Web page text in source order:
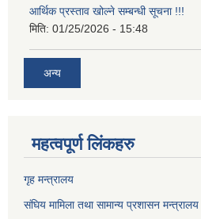
आर्थिक प्रस्ताव खोल्ने सम्बन्धी सूचना !!!
मिति: 01/25/2026 - 15:48
अन्य
महत्वपूर्ण लिंकहरु
गृह मन्त्रालय
संघिय मामिला तथा सामान्य प्रशासन मन्त्रालय